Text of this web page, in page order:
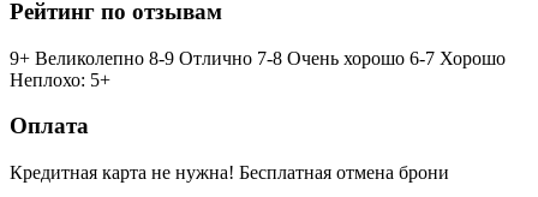
Рейтинг по отзывам
9+ Великолепно 8-9 Отлично 7-8 Очень хорошо 6-7 Хорошо
Неплохо: 5+
Оплата
Кредитная карта не нужна! Бесплатная отмена брони